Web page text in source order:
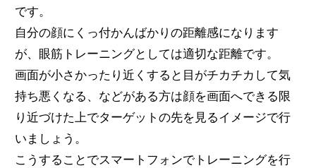
です。
自分の顔にくっ付かんばかりの距離感になります
が、眼筋トレーニングとしては適切な距離です。
画面が小さかったり近くすると目がチカチカして気
持ち悪くなる、などがある方は顔を画面へできる限
り近づけた上でターゲットの先を見るイメージで行
いましょう。
こうすることでスマートフォンでトレーニングを行